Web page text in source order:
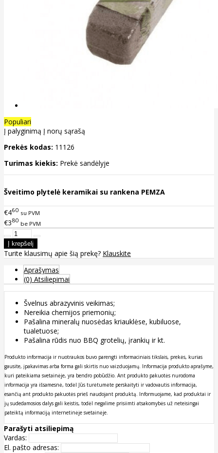
Populiari
Į palyginimą Į norų sąrašą
Prekės kodas: 11126
Turimas kiekis: Prekė sandėlyje
Šveitimo plytelė keramikai su rankena PEMZA
€460 su PVM
€380 be PVM
Turite klausimų apie šią prekę? Klauskite
Aprašymas
(0) Atsiliepimai
Švelnus abrazyvinis veikimas;
Nereikia chemijos priemonių;
Pašalina mineralų nuosėdas kriauklėse, kubiluose,
tualetuose;
Pašalina rūdis nuo BBQ grotelių, įrankių ir kt.
Produkto informacija ir nuotraukos buvo parengti informaciniais tikslais, prekės, kurias
gausite, įpakavimas arba forma gali skirtis nuo vaizduojamų. Informacija produkto aprašyme,
kuri pateikiama svetainėje, yra bendro pobūdžio. Ant produkto pakuotės nurodoma
informacija yra išsamesnė, todėl Jūs turėtumėte perskaityti ir vadovautis informacija,
esančią ant produkto pakuotės prieš naudojant produktą. Informuojame, kad produktai ir
jų sudedamosios dalys gali keistis, todėl negalime prisiimti atsakomybės už neteisingai
pateiktą informaciją internetinėje svetainėje.
Parašyti atsiliepimą
Vardas:
El. pašto adresas: